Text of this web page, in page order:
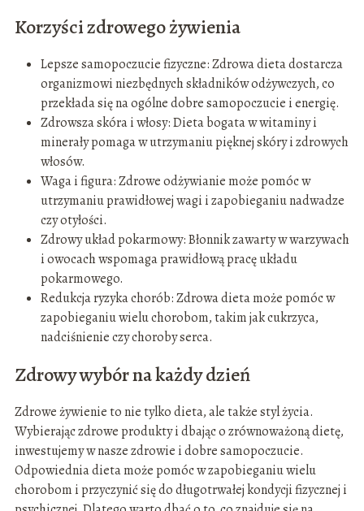
Korzyści zdrowego żywienia
Lepsze samopoczucie fizyczne: Zdrowa dieta dostarcza
organizmowi niezbędnych składników odżywczych, co
przekłada się na ogólne dobre samopoczucie i energię.
Zdrowsza skóra i włosy: Dieta bogata w witaminy i
minerały pomaga w utrzymaniu pięknej skóry i zdrowych
włosów.
Waga i figura: Zdrowe odżywianie może pomóc w
utrzymaniu prawidłowej wagi i zapobieganiu nadwadze
czy otyłości.
Zdrowy układ pokarmowy: Błonnik zawarty w warzywach
i owocach wspomaga prawidłową pracę układu
pokarmowego.
Redukcja ryzyka chorób: Zdrowa dieta może pomóc w
zapobieganiu wielu chorobom, takim jak cukrzyca,
nadciśnienie czy choroby serca.
Zdrowy wybór na każdy dzień
Zdrowe żywienie to nie tylko dieta, ale także styl życia.
Wybierając zdrowe produkty i dbając o zrównoważoną dietę,
inwestujemy w nasze zdrowie i dobre samopoczucie.
Odpowiednia dieta może pomóc w zapobieganiu wielu
chorobom i przyczynić się do długotrwałej kondycji fizycznej i